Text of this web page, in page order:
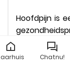
Hoofdpijn is
en
Chatnu!